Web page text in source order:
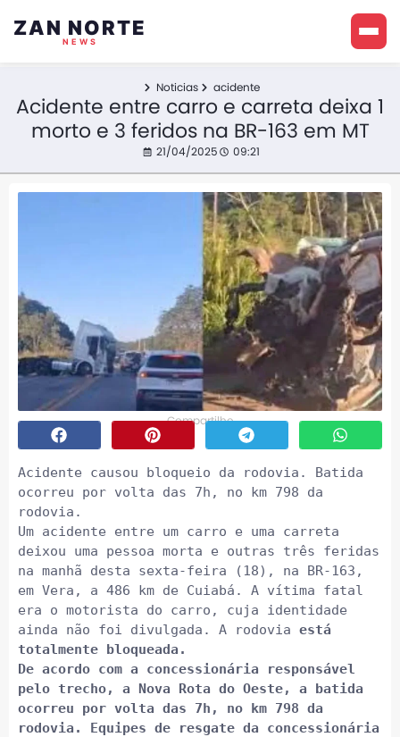
ZAN NORTE
NEWS
Noticias acidente
Acidente entre carro e carreta deixa 1
morto e 3 feridos na BR-163 em MT
21/04/2025 09:21
Compartilhe
Acidente causou bloqueio da rodovia. Batida
ocorreu por volta das 7h, no km 798 da
rodovia.
Um acidente entre um carro e uma carreta
deixou uma pessoa morta e outras três feridas
na manhã desta sexta-feira (18), na BR-163,
em Vera, a 486 km de Cuiabá. A vítima fatal
era o motorista do carro, cuja identidade
ainda não foi divulgada. A rodovia está
totalmente bloqueada.
De acordo com a concessionária responsável
pelo trecho, a Nova Rota do Oeste, a batida
ocorreu por volta das 7h, no km 798 da
rodovia. Equipes de resgate da concessionária